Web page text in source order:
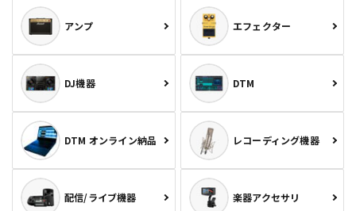
アンプ エフェクター
DJ機器 DTM
DTM オンライン納品 レコーディング機器
配信/ライブ機器 楽器アクセサリ